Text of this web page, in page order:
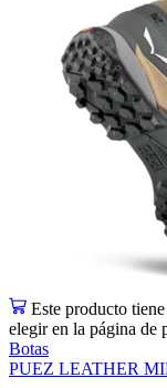
Este producto
elegir en la página de
Botas
PUEZ LEATHER